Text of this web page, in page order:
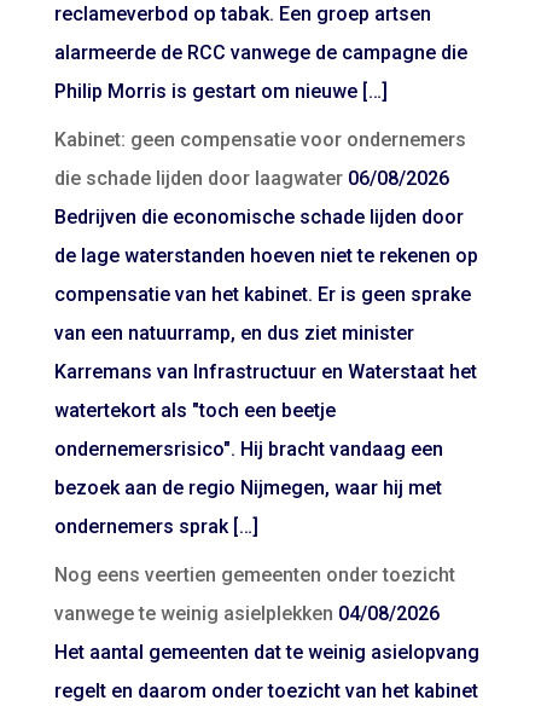
reclameverbod op tabak. Een groep artsen
alarmeerde de RCC vanwege de campagne die
Philip Morris is gestart om nieuwe […]
Kabinet: geen compensatie voor ondernemers
die schade lijden door laagwater 06/08/2026
Bedrijven die economische schade lijden door
de lage waterstanden hoeven niet te rekenen op
compensatie van het kabinet. Er is geen sprake
van een natuurramp, en dus ziet minister
Karremans van Infrastructuur en Waterstaat het
watertekort als "toch een beetje
ondernemersrisico". Hij bracht vandaag een
bezoek aan de regio Nijmegen, waar hij met
ondernemers sprak […]
Nog eens veertien gemeenten onder toezicht
vanwege te weinig asielplekken 04/08/2026
Het aantal gemeenten dat te weinig asielopvang
regelt en daarom onder toezicht van het kabinet